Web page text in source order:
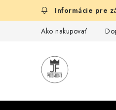
Ako nakupovať